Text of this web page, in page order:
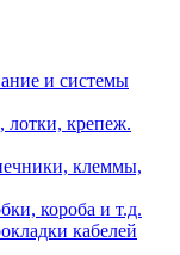
и системы
лотки, крепеж.
клеммы,
короба и т.д.
кабелей